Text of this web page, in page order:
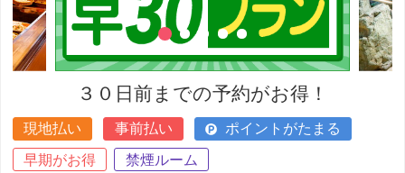
３０日前までの予約がお得！
現地払い 事前払い
ポイントがたまる
早期がお得
禁煙ルーム